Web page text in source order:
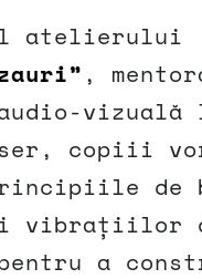
atelierului
,
vizuală
copiii
de
vibrațiilor
a